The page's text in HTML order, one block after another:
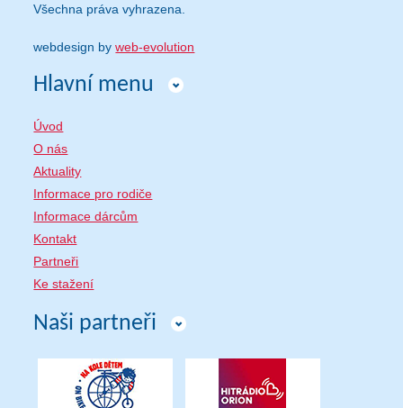
Všechna práva vyhrazena.
webdesign byweb-evolution
Hlavní menu
Úvod
O nás
Aktuality
Informace pro rodiče
Informace dárcům
Kontakt
Partneři
Ke stažení
Naši partneři